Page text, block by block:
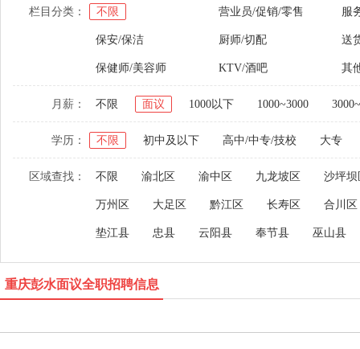
栏目分类： 不限 营业员/促销/零售 服
保安/保洁 厨师/切配 送
保健师/美容师 KTV/酒吧 其
月薪： 不限 面议 1000以下 1000~3000
学历： 不限 初中及以下 高中/中专/技校 大专
区域查找： 不限 渝北区 渝中区 九龙坡区 沙坪坝
万州区 大足区 黔江区 长寿区 合川区
垫江县 忠县 云阳县 奉节县 巫山县
重庆彭水面议全职招聘信息